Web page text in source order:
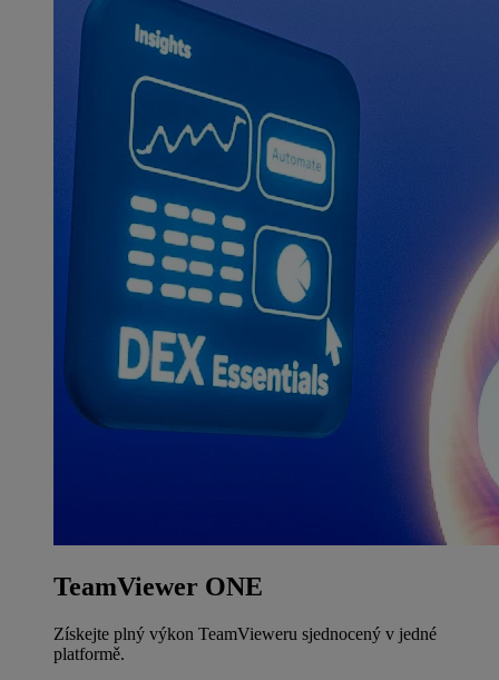
TeamViewer ONE
Získejte plný výkon TeamVieweru sjednocený v jedné
platformě.